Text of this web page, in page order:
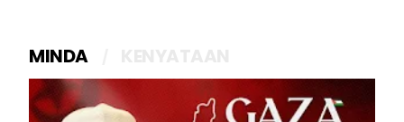
MINDA